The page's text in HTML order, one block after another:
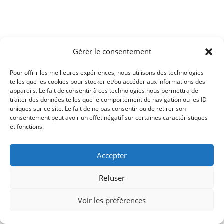
Gérer le consentement
Pour offrir les meilleures expériences, nous utilisons des technologies
telles que les cookies pour stocker et/ou accéder aux informations des
appareils. Le fait de consentir à ces technologies nous permettra de
traiter des données telles que le comportement de navigation ou les ID
uniques sur ce site. Le fait de ne pas consentir ou de retirer son
consentement peut avoir un effet négatif sur certaines caractéristiques
et fonctions.
Accepter
Refuser
Voir les préférences